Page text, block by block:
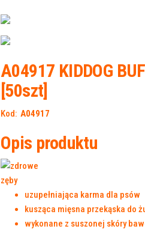
A04917 KIDDOG
[50szt]
Kod: A04917
Opis produktu
uzupełniająca karma dla psów
kusząca mięsna przekąska do
wykonane z suszonej skóry